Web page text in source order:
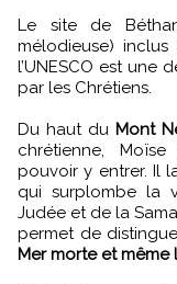
Le site de
mélodieuse)
l’UNESCO est une
par les Chrétiens.
Du haut du Mont
chrétienne,
pouvoir y entrer. Il
qui surplombe la
Judée et de la
permet de
Mer morte et